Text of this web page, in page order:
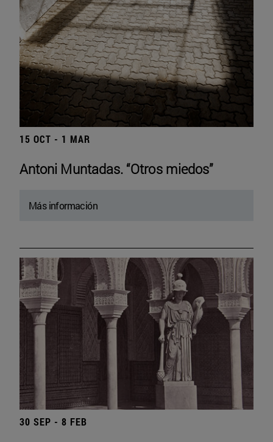
15 OCT - 1 MAR
Antoni Muntadas. “Otros miedos”
Más información
30 SEP - 8 FEB